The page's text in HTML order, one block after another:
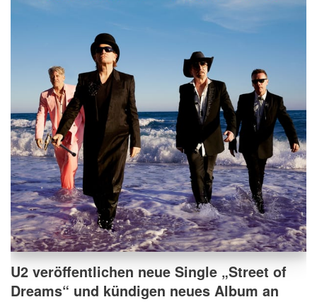
U2 veröffentlichen neue Single „Street of
Dreams“ und kündigen neues Album an